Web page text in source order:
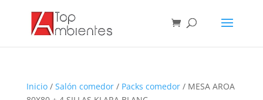
Inicio/ Salón comedor/ Packs comedor/ MESA AROA